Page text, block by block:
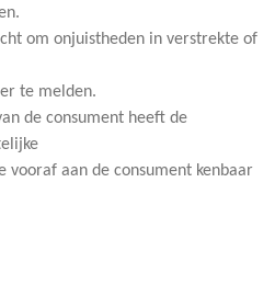
om onjuistheden in verstrekte of
te melden.
de consument heeft de
vooraf aan de consument kenbaar